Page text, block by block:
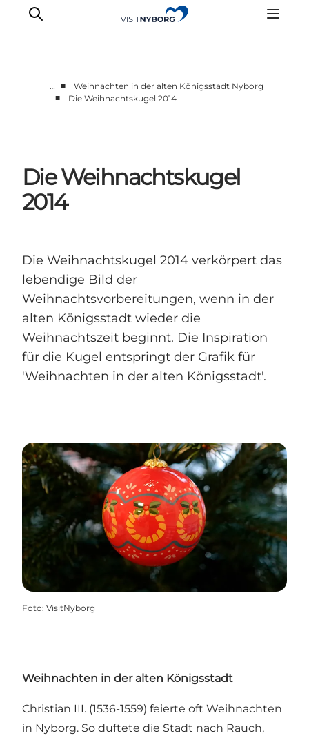
Übernachtung
Reiseplanung
Buchen & kaufen
… ■
Weihnachten in der alten Königsstadt Nyborg
■
Die Weihnachtskugel 2014
Die Weihnachtskugel
2014
Die Weihnachtskugel 2014 verkörpert das
lebendige Bild der
Weihnachtsvorbereitungen, wenn in der
alten Königsstadt wieder die
Weihnachtszeit beginnt. Die Inspiration
für die Kugel entspringt der Grafik für
'Weihnachten in der alten Königsstadt'.
Foto: VisitNyborg
Weihnachten in der alten Königsstadt
Christian III. (1536-1559) feierte oft Weihnachten
in Nyborg. So duftete die Stadt nach Rauch,